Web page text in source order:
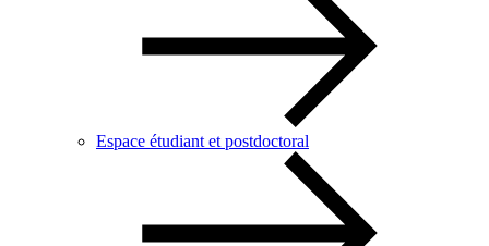
Espace étudiant et postdoctoral